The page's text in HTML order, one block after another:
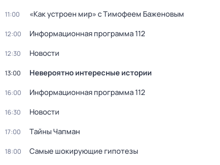
11:00 «Как устроен мир» с Тимофеем Баженовым
12:00 Информационная программа 112
12:30 Новости
13:00 Невероятно интересные истории
16:00 Информационная программа 112
16:30 Новости
17:00 Тaйны Чапман
18:00 Самые шoкиpующие гипотезы